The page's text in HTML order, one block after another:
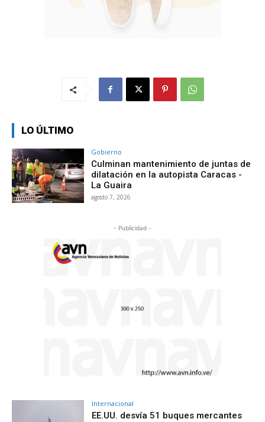
LO ÚLTIMO
Gobierno
Culminan mantenimiento de juntas de
dilatación en la autopista Caracas -
La Guaira
agosto 7, 2026
- Publicidad -
Internacional
EE.UU. desvía 51 buques mercantes